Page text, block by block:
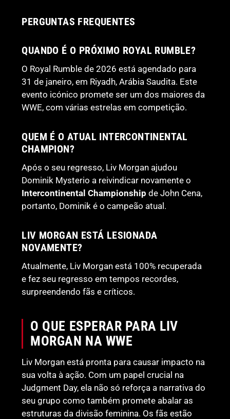
PERGUNTAS FREQUENTES
QUANDO É O PRÓXIMO ROYAL RUMBLE?
O Royal Rumble de 2026 está agendado para
31 de janeiro, em Riyadh, Arábia Saudita. Este
evento icónico promete ser um dos maiores da
WWE, com várias estrelas em competição.
QUEM É O ATUAL INTERCONTINENTAL
CHAMPION?
Após o seu regresso, Liv Morgan ajudou
Dominik Mysterio a reivindicar novamente o
Intercontinental Championship de John Cena,
portanto, Dominik é o campeão atual.
LIV MORGAN ESTÁ LESIONADA
NOVAMENTE?
Atualmente, Liv Morgan está 100% recuperada
e fez seu regresso em tempos recordes,
surpreendendo fãs e críticos.
O QUE ESPERAR PARA LIV
MORGAN NA WWE
Liv Morgan está pronta para causar impacto na
sua volta à ação. Com um papel crucial na
Judgment Day, ela não só reforça a narrativa do
seu grupo como também promete abalar as
estruturas da divisão feminina. Os fãs estão